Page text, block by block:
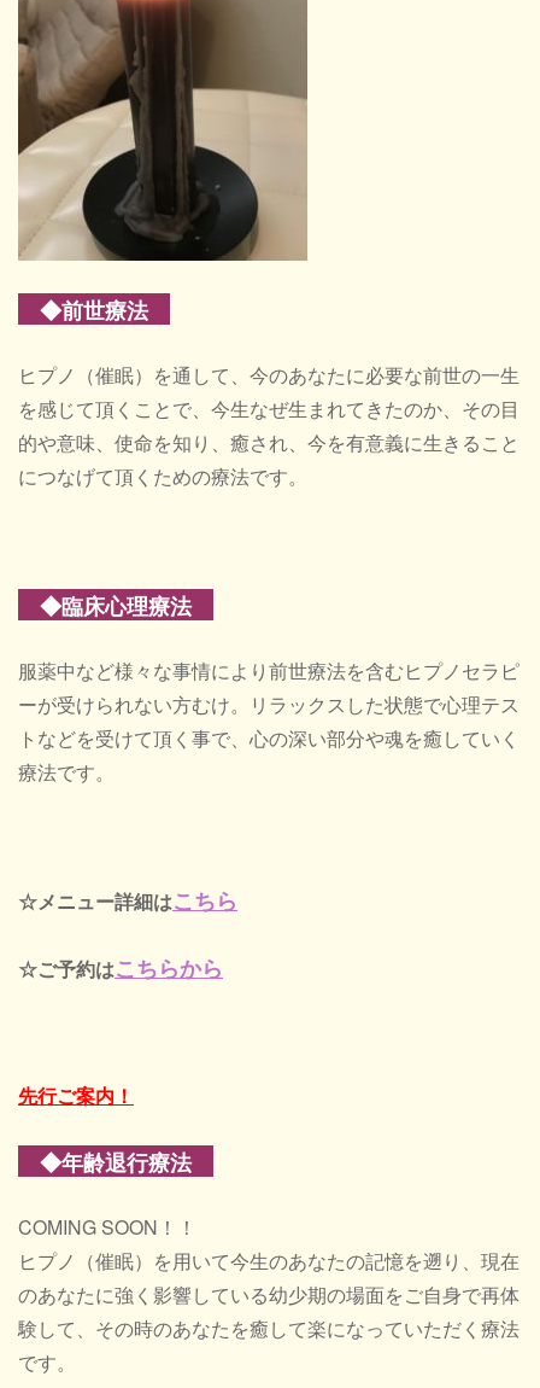
◆前世療法
ヒプノ（催眠）を通して、今のあなたに必要な前世の一生
を感じて頂くことで、今生なぜ生まれてきたのか、その目
的や意味、使命を知り、癒され、今を有意義に生きること
につなげて頂くための療法です。
◆臨床心理療法
服薬中など様々な事情により前世療法を含むヒプノセラピ
ーが受けられない方むけ。リラックスした状態で心理テス
トなどを受けて頂く事で、心の深い部分や魂を癒していく
療法です。
☆メニュー詳細はこちら
☆ご予約はこちらから
先行ご案内！
◆年齢退行療法
COMING SOON！！
ヒプノ（催眠）を用いて今生のあなたの記憶を遡り、現在
のあなたに強く影響している幼少期の場面をご自身で再体
験して、その時のあなたを癒して楽になっていただく療法
です。